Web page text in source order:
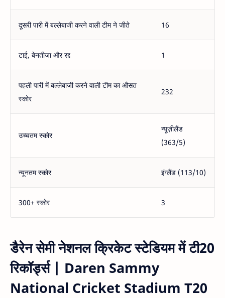
दूसरी पारी में बल्लेबाजी करने वाली टीम ने जीते 16
टाई, बेनतीजा और रद्द 1
पहली पारी में बल्लेबाजी करने वाली टीम का औसत
स्कोर
232
उच्चतम स्कोर
न्यूज़ीलैंड
(363/5)
न्यूनतम स्कोर इंग्लैंड (113/10)
300+ स्कोर 3
डैरेन सेमी नेशनल क्रिकेट स्टेडियम में टी20
रिकॉर्ड्स | Daren Sammy
National Cricket Stadium T20